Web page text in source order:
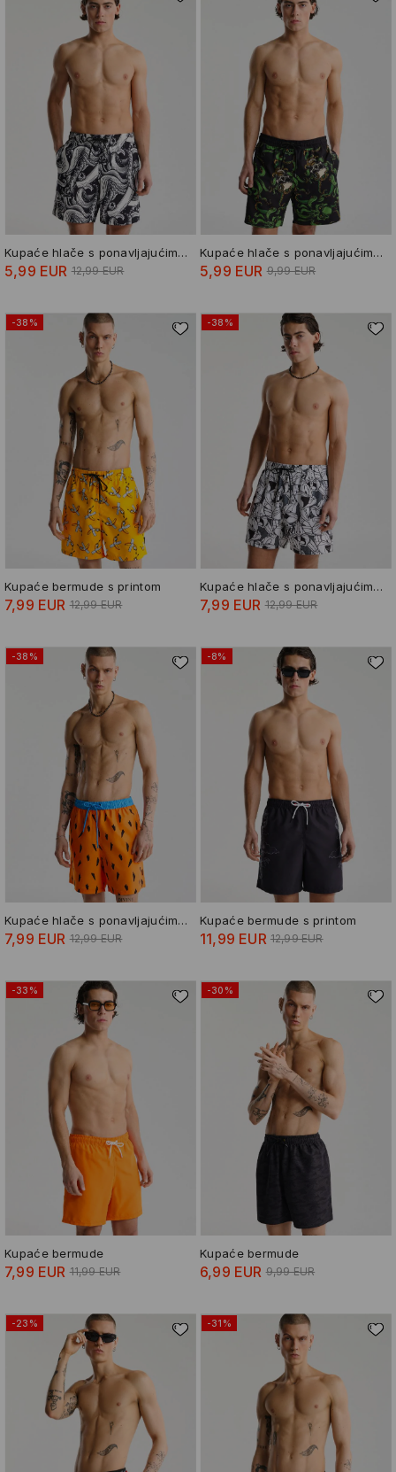
Kupaće hlače s ponavljajućim uzorkom
5,99 EUR 12,99 EUR
Kupaće hlače s ponavljajućim uzorkom
5,99 EUR 9,99 EUR
-38%
Kupaće bermude s printom
7,99 EUR 12,99 EUR
-38%
Kupaće hlače s ponavljajućim uzorkom Bugs Bunny
7,99 EUR 12,99 EUR
-38%
Kupaće hlače s ponavljajućim uzorkom The Flintstones
7,99 EUR 12,99 EUR
-8%
Kupaće bermude s printom
11,99 EUR 12,99 EUR
-33%
Kupaće bermude
7,99 EUR 11,99 EUR
-30%
Kupaće bermude
6,99 EUR 9,99 EUR
-23% -31%